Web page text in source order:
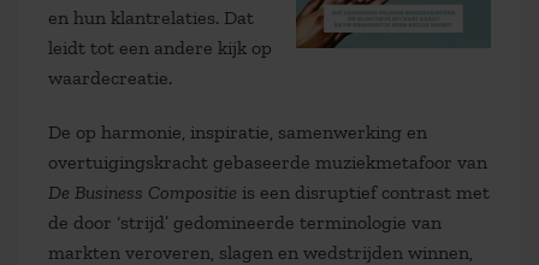
en hun klantrelaties. Dat
leidt tot een andere kijk op
waardecreatie.
De op harmonie, inspiratie, samenwerking en
overtuigingskracht gebaseerde muziekmetafoor van
De Business Compositie is een disruptief contrast met
de door ‘strijd’ gedomineerde terminologie van
markten veroveren, slagen en wedstrijden winnen,